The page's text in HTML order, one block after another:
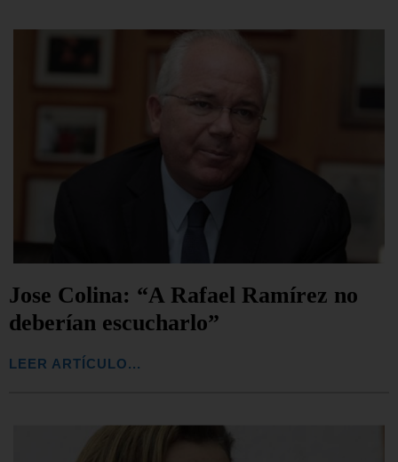
Jose Colina: “A Rafael Ramírez no
deberían escucharlo”
LEER ARTÍCULO...